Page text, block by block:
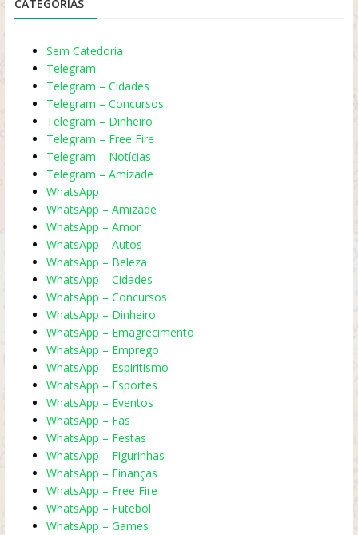
CATEGORIAS
Sem Catedoria
Telegram
Telegram – Cidades
Telegram – Concursos
Telegram – Dinheiro
Telegram – Free Fire
Telegram – Notícias
Telegram – Amizade
WhatsApp
WhatsApp – Amizade
WhatsApp – Amor
WhatsApp – Autos
WhatsApp – Beleza
WhatsApp – Cidades
WhatsApp – Concursos
WhatsApp – Dinheiro
WhatsApp – Emagrecimento
WhatsApp – Emprego
WhatsApp – Espiritismo
WhatsApp – Esportes
WhatsApp – Eventos
WhatsApp – Fãs
WhatsApp – Festas
WhatsApp – Figurinhas
WhatsApp – Finanças
WhatsApp – Free Fire
WhatsApp – Futebol
WhatsApp – Games